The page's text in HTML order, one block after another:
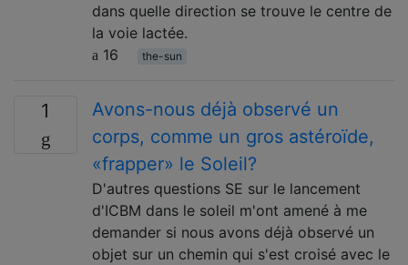
dans quelle direction se trouve le centre de
la voie lactée.
16
the-sun
1
Avons-nous déjà observé un
corps, comme un gros astéroïde,
«frapper» le Soleil?
D'autres questions SE sur le lancement
d'ICBM dans le soleil m'ont amené à me
demander si nous avons déjà observé un
objet sur un chemin qui s'est croisé avec le